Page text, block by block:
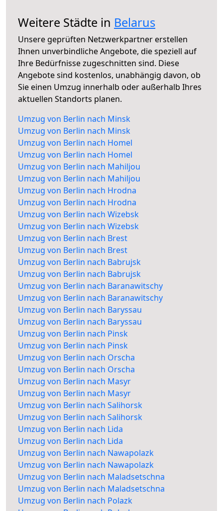
Weitere Städte in Belarus
Unsere geprüften Netzwerkpartner erstellen
Ihnen unverbindliche Angebote, die speziell auf
Ihre Bedürfnisse zugeschnitten sind. Diese
Angebote sind kostenlos, unabhängig davon, ob
Sie einen Umzug innerhalb oder außerhalb Ihres
aktuellen Standorts planen.
Umzug von Berlin nach Minsk
Umzug von Berlin nach Minsk
Umzug von Berlin nach Homel
Umzug von Berlin nach Homel
Umzug von Berlin nach Mahiljou
Umzug von Berlin nach Mahiljou
Umzug von Berlin nach Hrodna
Umzug von Berlin nach Hrodna
Umzug von Berlin nach Wizebsk
Umzug von Berlin nach Wizebsk
Umzug von Berlin nach Brest
Umzug von Berlin nach Brest
Umzug von Berlin nach Babrujsk
Umzug von Berlin nach Babrujsk
Umzug von Berlin nach Baranawitschy
Umzug von Berlin nach Baranawitschy
Umzug von Berlin nach Baryssau
Umzug von Berlin nach Baryssau
Umzug von Berlin nach Pinsk
Umzug von Berlin nach Pinsk
Umzug von Berlin nach Orscha
Umzug von Berlin nach Orscha
Umzug von Berlin nach Masyr
Umzug von Berlin nach Masyr
Umzug von Berlin nach Salihorsk
Umzug von Berlin nach Salihorsk
Umzug von Berlin nach Lida
Umzug von Berlin nach Lida
Umzug von Berlin nach Nawapolazk
Umzug von Berlin nach Nawapolazk
Umzug von Berlin nach Maladsetschna
Umzug von Berlin nach Maladsetschna
Umzug von Berlin nach Polazk